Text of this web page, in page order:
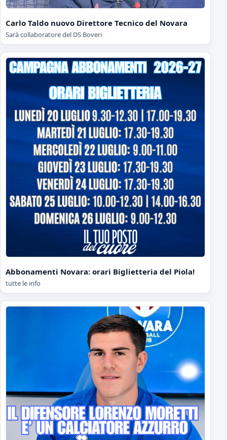
Carlo Taldo nuovo Direttore Tecnico del Novara
Sarà collaboratore del DS Boveri
Abbonamenti Novara: orari Biglietteria del Piola!
tutte le info